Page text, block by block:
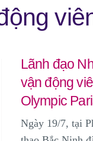
Lãnh đạo
vận động
Olympic
Ngày 19/7, tại